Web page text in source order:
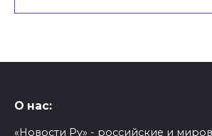
О нас:
«Новости Ру» - российские и